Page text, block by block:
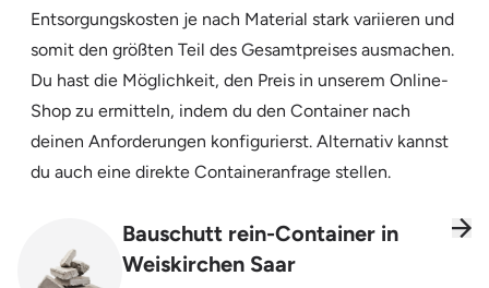
Entsorgungskosten je nach Material stark variieren und
somit den größten Teil des Gesamtpreises ausmachen.
Du hast die Möglichkeit, den Preis in unserem Online-
Shop zu ermitteln, indem du den Container nach
deinen Anforderungen konfigurierst. Alternativ kannst
du auch eine direkte Containeranfrage stellen.
Bauschutt rein-Container in
Weiskirchen Saar